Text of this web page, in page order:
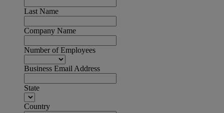
Last Name
Company Name
Number of Employees
Business Email Address
State
Country